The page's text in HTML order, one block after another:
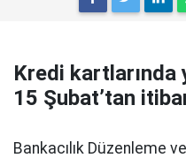
Kredi
15 Şubat’tan
Bankacılık Düzenleme